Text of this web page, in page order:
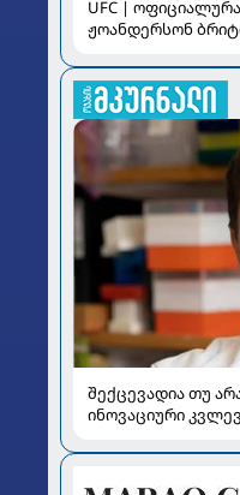
UFC |
ჟოანდერსონ
შექცევადია თუ
ინოვაციური